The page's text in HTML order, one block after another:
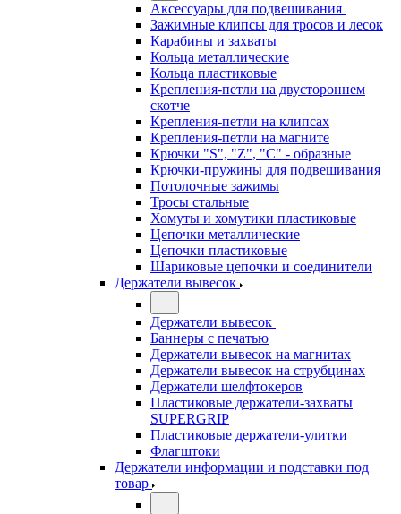
Аксессуары для подвешивания
Зажимные клипсы для тросов и лесок
Карабины и захваты
Кольца металлические
Кольца пластиковые
Крепления-петли на двустороннем
скотче
Крепления-петли на клипсах
Крепления-петли на магните
Крючки "S", "Z", "C" - образные
Крючки-пружины для подвешивания
Потолочные зажимы
Тросы стальные
Хомуты и хомутики пластиковые
Цепочки металлические
Цепочки пластиковые
Шариковые цепочки и соединители
Держатели вывесок
Держатели вывесок
Баннеры с печатью
Держатели вывесок на магнитах
Держатели вывесок на струбцинах
Держатели шелфтокеров
Пластиковые держатели-захваты
SUPERGRIP
Пластиковые держатели-улитки
Флагштоки
Держатели информации и подставки под
товар